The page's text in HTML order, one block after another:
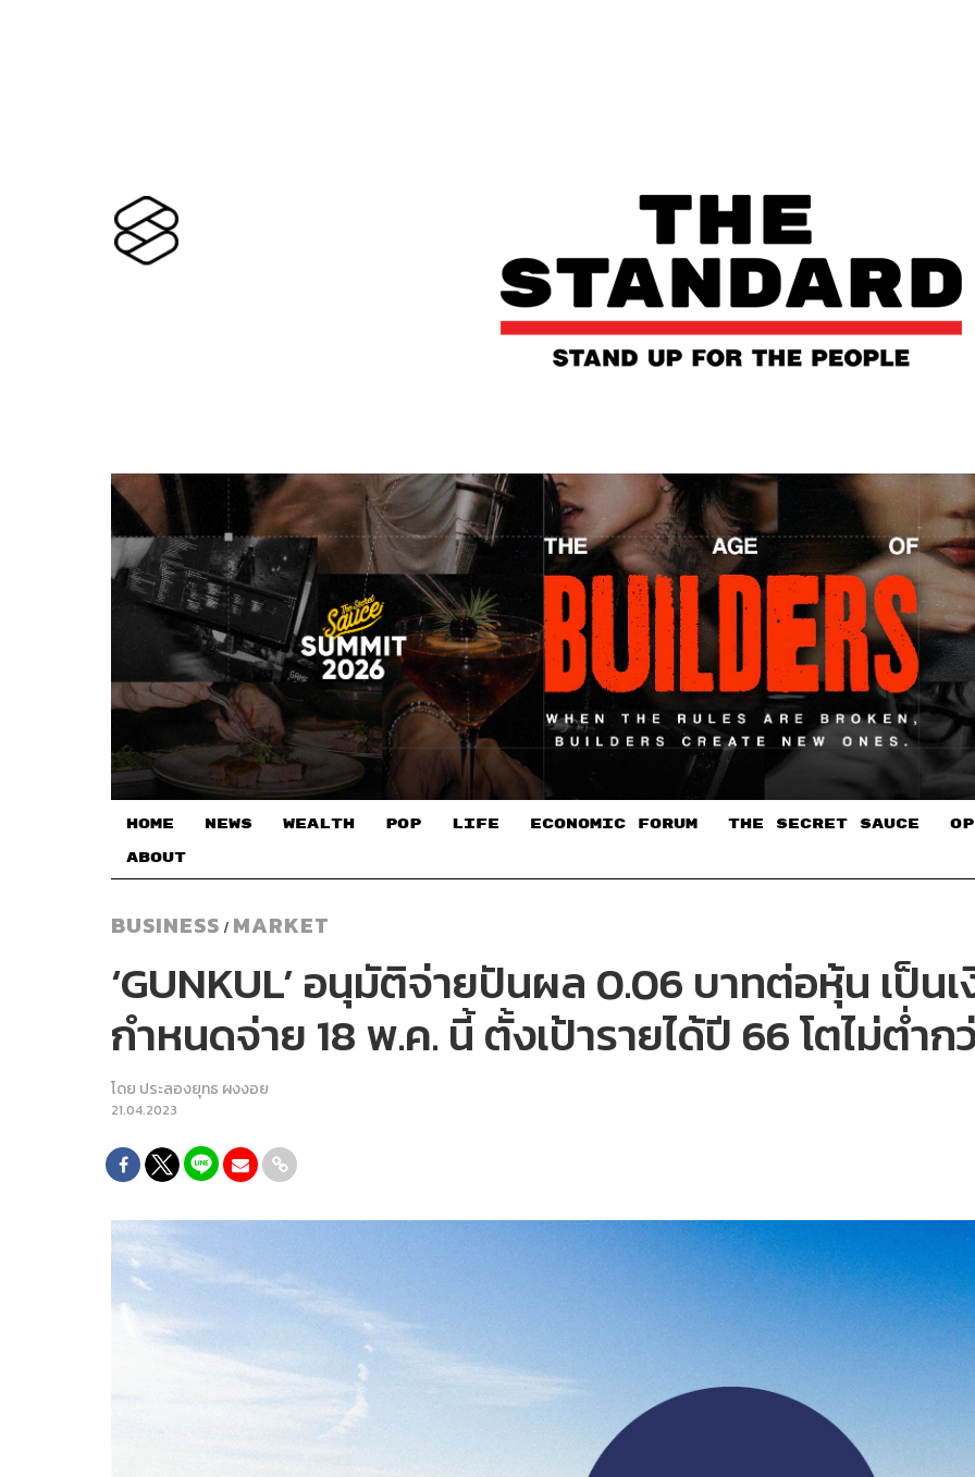
HOME NEWS WEALTH POP LIFE ECONOMIC FORUM THE SECRET SAUCE​
ABOUT
BUSINESS / MARKET
‘GUNKUL’ อนุมัติจ่ายปันผล 0.06 บาทต่อหุ้น เป็น
กำหนดจ่าย 18 พ.ค. นี้ ตั้งเป้ารายได้ปี 66 โตไม่ต่ำก
โดย ประลองยุทธ ผงงอย
21.04.2023